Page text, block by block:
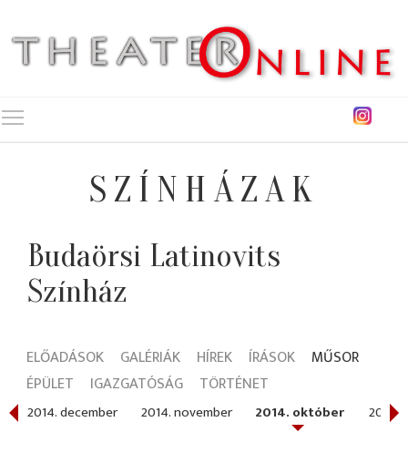
SZÍNHÁZAK
Budaörsi Latinovits
Színház
ELŐADÁSOK GALÉRIÁK HÍREK ÍRÁSOK
MŰSOR
ÉPÜLET
IGAZGATÓSÁG TÖRTÉNET
2014. december 2014. november 2014. október 2014.